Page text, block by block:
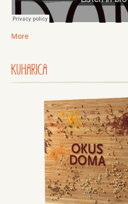
More
KUHARICA